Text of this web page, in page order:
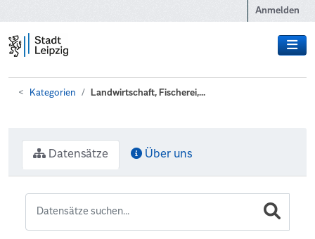
Anmelden
Kategorien Landwirtschaft, Fischerei,...
Datensätze Über uns